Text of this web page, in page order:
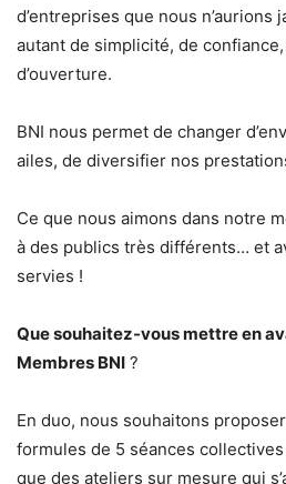
d’entreprises que nous n’aurions
autant de simplicité, de
d’ouverture.
BNI nous permet de changer
ailes, de diversifier nos
Ce que nous aimons dans notre
à des publics très différents… et
servies !
Que souhaitez-vous mettre en
Membres BNI ?
En duo, nous souhaitons
formules de 5 séances
que des ateliers sur mesure qui